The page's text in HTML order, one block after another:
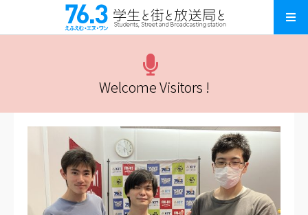
Welcome Visitors !